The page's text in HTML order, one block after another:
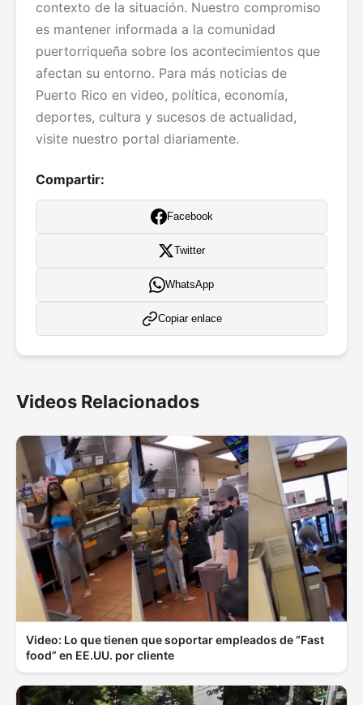
contexto de la situación. Nuestro compromiso
es mantener informada a la comunidad
puertorriqueña sobre los acontecimientos que
afectan su entorno. Para más noticias de
Puerto Rico en video, política, economía,
deportes, cultura y sucesos de actualidad,
visite nuestro portal diariamente.
Compartir:
Facebook
Twitter
WhatsApp
Copiar enlace
Videos Relacionados
Video: Lo que tienen que soportar empleados de “Fast
food” en EE.UU. por cliente